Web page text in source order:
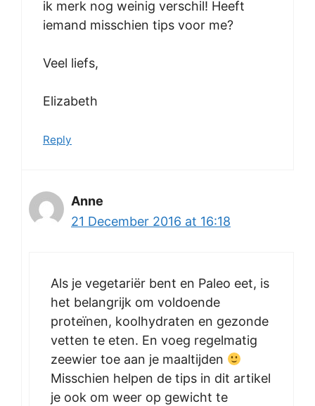
ik merk nog weinig verschil! Heeft
iemand misschien tips voor me?
Veel liefs,
Elizabeth
Reply
Anne
21 December 2016 at 16:18
Als je vegetariër bent en Paleo eet, is
het belangrijk om voldoende
proteïnen, koolhydraten en gezonde
vetten te eten. En voeg regelmatig
zeewier toe aan je maaltijden
Misschien helpen de tips in dit artikel
je ook om weer op gewicht te